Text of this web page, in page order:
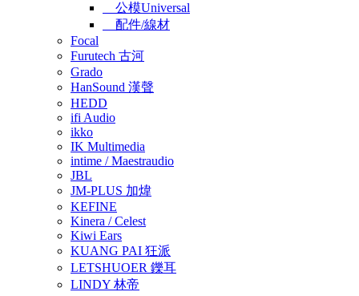
公模Universal
配件/線材
Focal
Furutech 古河
Grado
HanSound 漢聲
HEDD
ifi Audio
ikko
IK Multimedia
intime / Maestraudio
JBL
JM-PLUS 加煒
KEFINE
Kinera / Celest
Kiwi Ears
KUANG PAI 狂派
LETSHUOER 鑠耳
LINDY 林帝